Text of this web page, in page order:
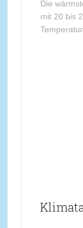
Die
mit 20 bis